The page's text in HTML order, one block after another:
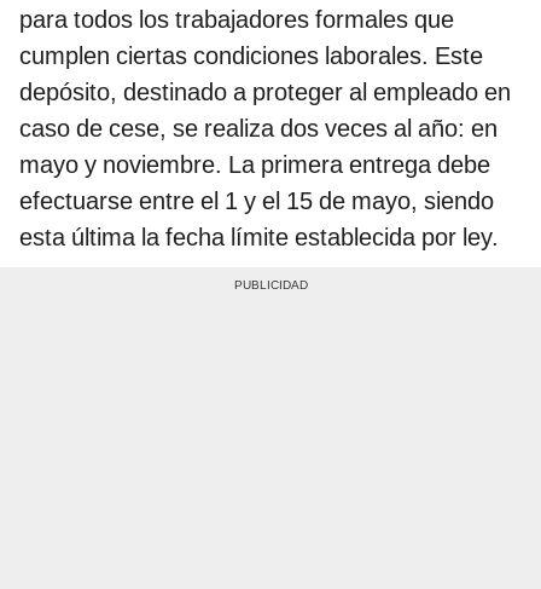
para todos los trabajadores formales que
cumplen ciertas condiciones laborales. Este
depósito, destinado a proteger al empleado en
caso de cese, se realiza dos veces al año: en
mayo y noviembre. La primera entrega debe
efectuarse entre el 1 y el 15 de mayo, siendo
esta última la fecha límite establecida por ley.